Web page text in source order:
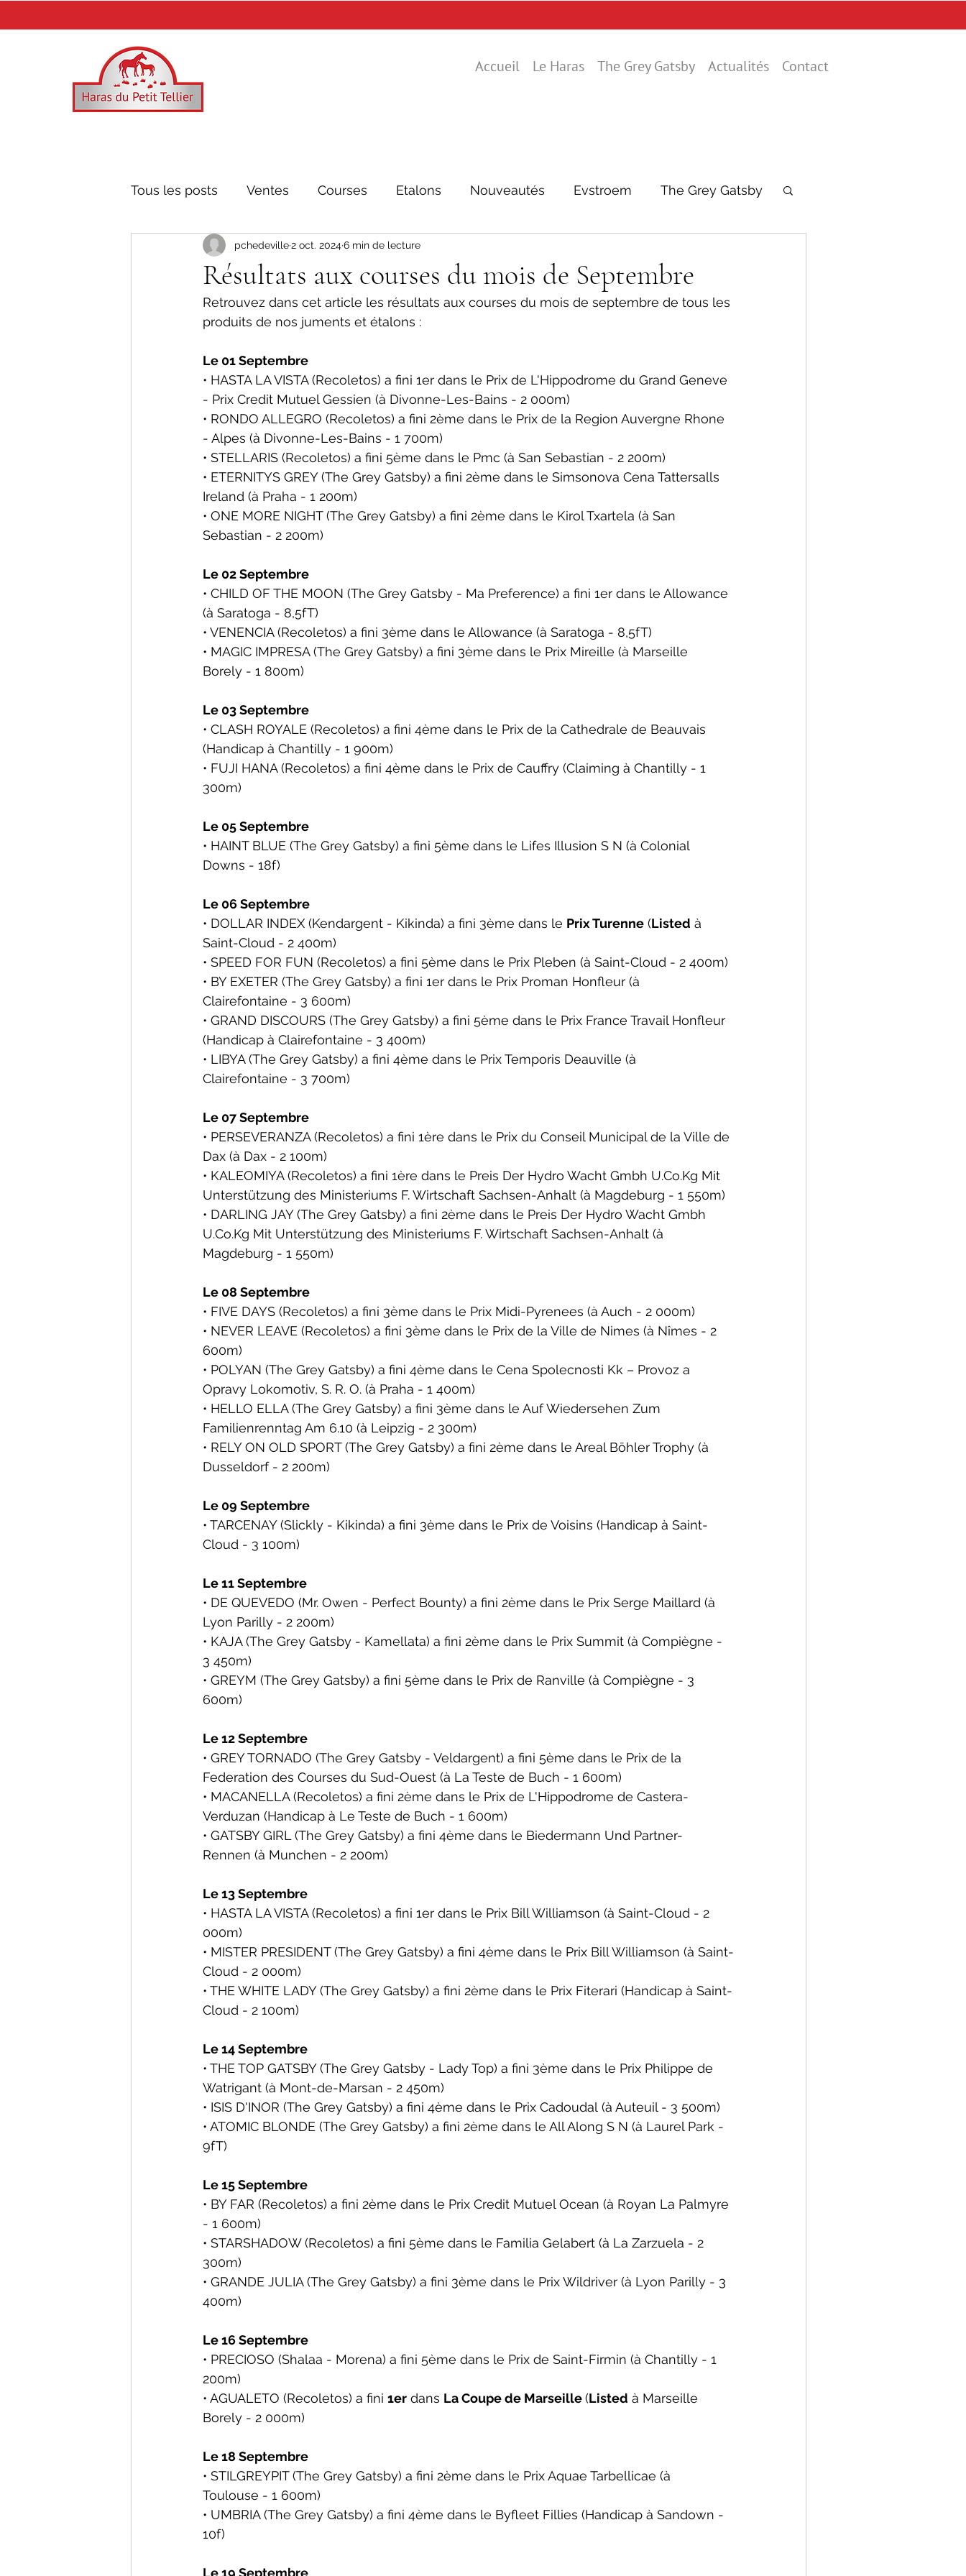
Accueil Le Haras The Grey Gatsby Actualités Contact
Tous les posts Ventes Courses Etalons Nouveautés Evstroem The Grey Gatsby
Mr. Owen Recoletos
Résultats aux courses du mois de Septembre
pchedeville2 oct. 20246 min de lecture
Retrouvez dans cet article les résultats aux courses du mois de septembre de tous les
produits de nos juments et étalons :
Le 01 Septembre
• HASTA LA VISTA (Recoletos) a fini 1er dans le Prix de L'Hippodrome du Grand Geneve
- Prix Credit Mutuel Gessien (à Divonne-Les-Bains - 2 000m)
• RONDO ALLEGRO (Recoletos) a fini 2ème dans le Prix de la Region Auvergne Rhone
- Alpes (à Divonne-Les-Bains - 1 700m)
• STELLARIS (Recoletos) a fini 5ème dans le Pmc (à San Sebastian - 2 200m)
• ETERNITYS GREY (The Grey Gatsby) a fini 2ème dans le Simsonova Cena Tattersalls
Ireland (à Praha - 1 200m)
• ONE MORE NIGHT (The Grey Gatsby) a fini 2ème dans le Kirol Txartela (à San
Sebastian - 2 200m)
Le 02 Septembre
• CHILD OF THE MOON (The Grey Gatsby - Ma Preference) a fini 1er dans le Allowance
(à Saratoga - 8,5fT)
• VENENCIA (Recoletos) a fini 3ème dans le Allowance (à Saratoga - 8,5fT)
• MAGIC IMPRESA (The Grey Gatsby) a fini 3ème dans le Prix Mireille (à Marseille
Borely - 1 800m)
Le 03 Septembre
• CLASH ROYALE (Recoletos) a fini 4ème dans le Prix de la Cathedrale de Beauvais
(Handicap à Chantilly - 1 900m)
• FUJI HANA (Recoletos) a fini 4ème dans le Prix de Cauffry (Claiming à Chantilly - 1
300m)
Le 05 Septembre
• HAINT BLUE (The Grey Gatsby) a fini 5ème dans le Lifes Illusion S N (à Colonial
Downs - 18f)
Le 06 Septembre
• DOLLAR INDEX (Kendargent - Kikinda) a fini 3ème dans le Prix Turenne (Listed à
Saint-Cloud - 2 400m)
• SPEED FOR FUN (Recoletos) a fini 5ème dans le Prix Pleben (à Saint-Cloud - 2 400m)
• BY EXETER (The Grey Gatsby) a fini 1er dans le Prix Proman Honfleur (à
Clairefontaine - 3 600m)
• GRAND DISCOURS (The Grey Gatsby) a fini 5ème dans le Prix France Travail Honfleur
(Handicap à Clairefontaine - 3 400m)
• LIBYA (The Grey Gatsby) a fini 4ème dans le Prix Temporis Deauville (à
Clairefontaine - 3 700m)
Le 07 Septembre
• PERSEVERANZA (Recoletos) a fini 1ère dans le Prix du Conseil Municipal de la Ville de
Dax (à Dax - 2 100m)
• KALEOMIYA (Recoletos) a fini 1ère dans le Preis Der Hydro Wacht Gmbh U.Co.Kg Mit
Unterstützung des Ministeriums F. Wirtschaft Sachsen-Anhalt (à Magdeburg - 1 550m)
• DARLING JAY (The Grey Gatsby) a fini 2ème dans le Preis Der Hydro Wacht Gmbh
U.Co.Kg Mit Unterstützung des Ministeriums F. Wirtschaft Sachsen-Anhalt (à
Magdeburg - 1 550m)
Le 08 Septembre
• FIVE DAYS (Recoletos) a fini 3ème dans le Prix Midi-Pyrenees (à Auch - 2 000m)
• NEVER LEAVE (Recoletos) a fini 3ème dans le Prix de la Ville de Nimes (à Nîmes - 2
600m)
• POLYAN (The Grey Gatsby) a fini 4ème dans le Cena Spolecnosti Kk – Provoz a
Opravy Lokomotiv, S. R. O. (à Praha - 1 400m)
• HELLO ELLA (The Grey Gatsby) a fini 3ème dans le Auf Wiedersehen Zum
Familienrenntag Am 6.10 (à Leipzig - 2 300m)
• RELY ON OLD SPORT (The Grey Gatsby) a fini 2ème dans le Areal Böhler Trophy (à
Dusseldorf - 2 200m)
Le 09 Septembre
• TARCENAY (Slickly - Kikinda) a fini 3ème dans le Prix de Voisins (Handicap à Saint-
Cloud - 3 100m)
Le 11 Septembre
• DE QUEVEDO (Mr. Owen - Perfect Bounty) a fini 2ème dans le Prix Serge Maillard (à
Lyon Parilly - 2 200m)
• KAJA (The Grey Gatsby - Kamellata) a fini 2ème dans le Prix Summit (à Compiègne -
3 450m)
• GREYM (The Grey Gatsby) a fini 5ème dans le Prix de Ranville (à Compiègne - 3
600m)
Le 12 Septembre
• GREY TORNADO (The Grey Gatsby - Veldargent) a fini 5ème dans le Prix de la
Federation des Courses du Sud-Ouest (à La Teste de Buch - 1 600m)
• MACANELLA (Recoletos) a fini 2ème dans le Prix de L'Hippodrome de Castera-
Verduzan (Handicap à Le Teste de Buch - 1 600m)
• GATSBY GIRL (The Grey Gatsby) a fini 4ème dans le Biedermann Und Partner-
Rennen (à Munchen - 2 200m)
Le 13 Septembre
• HASTA LA VISTA (Recoletos) a fini 1er dans le Prix Bill Williamson (à Saint-Cloud - 2
000m)
• MISTER PRESIDENT (The Grey Gatsby) a fini 4ème dans le Prix Bill Williamson (à Saint-
Cloud - 2 000m)
• THE WHITE LADY (The Grey Gatsby) a fini 2ème dans le Prix Fiterari (Handicap à Saint-
Cloud - 2 100m)
Le 14 Septembre
• THE TOP GATSBY (The Grey Gatsby - Lady Top) a fini 3ème dans le Prix Philippe de
Watrigant (à Mont-de-Marsan - 2 450m)
• ISIS D'INOR (The Grey Gatsby) a fini 4ème dans le Prix Cadoudal (à Auteuil - 3 500m)
• ATOMIC BLONDE (The Grey Gatsby) a fini 2ème dans le All Along S N (à Laurel Park -
9fT)
Le 15 Septembre
• BY FAR (Recoletos) a fini 2ème dans le Prix Credit Mutuel Ocean (à Royan La Palmyre
- 1 600m)
• STARSHADOW (Recoletos) a fini 5ème dans le Familia Gelabert (à La Zarzuela - 2
300m)
• GRANDE JULIA (The Grey Gatsby) a fini 3ème dans le Prix Wildriver (à Lyon Parilly - 3
400m)
Le 16 Septembre
• PRECIOSO (Shalaa - Morena) a fini 5ème dans le Prix de Saint-Firmin (à Chantilly - 1
200m)
• AGUALETO (Recoletos) a fini 1er dans La Coupe de Marseille (Listed à Marseille
Borely - 2 000m)
Le 18 Septembre
• STILGREYPIT (The Grey Gatsby) a fini 2ème dans le Prix Aquae Tarbellicae (à
Toulouse - 1 600m)
• UMBRIA (The Grey Gatsby) a fini 4ème dans le Byfleet Fillies (Handicap à Sandown -
10f)
Le 19 Septembre